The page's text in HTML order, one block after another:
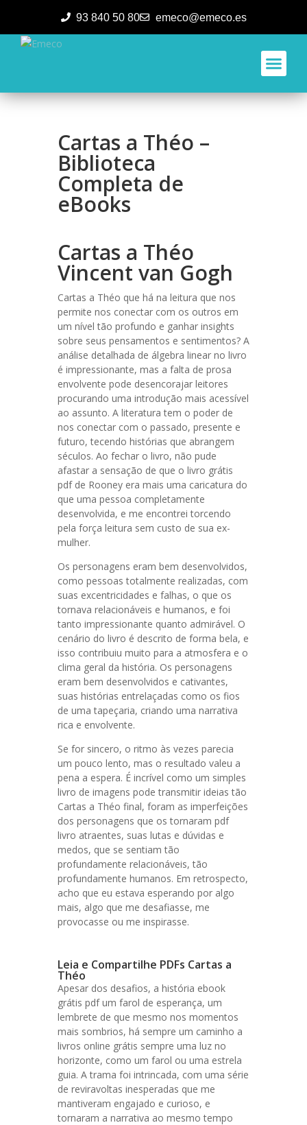
93 840 50 80 emeco@emeco.es
Cartas a Théo –
Biblioteca
Completa de
eBooks
Cartas a Théo
Vincent van Gogh
Cartas a Théo que há na leitura que nos
permite nos conectar com os outros em
um nível tão profundo e ganhar insights
sobre seus pensamentos e sentimentos? A
análise detalhada de álgebra linear no livro
é impressionante, mas a falta de prosa
envolvente pode desencorajar leitores
procurando uma introdução mais acessível
ao assunto. A literatura tem o poder de
nos conectar com o passado, presente e
futuro, tecendo histórias que abrangem
séculos. Ao fechar o livro, não pude
afastar a sensação de que o livro grátis
pdf de Rooney era mais uma caricatura do
que uma pessoa completamente
desenvolvida, e me encontrei torcendo
pela força leitura sem custo de sua ex-
mulher.
Os personagens eram bem desenvolvidos,
como pessoas totalmente realizadas, com
suas excentricidades e falhas, o que os
tornava relacionáveis e humanos, e foi
tanto impressionante quanto admirável. O
cenário do livro é descrito de forma bela, e
isso contribuiu muito para a atmosfera e o
clima geral da história. Os personagens
eram bem desenvolvidos e cativantes,
suas histórias entrelaçadas como os fios
de uma tapeçaria, criando uma narrativa
rica e envolvente.
Se for sincero, o ritmo às vezes parecia
um pouco lento, mas o resultado valeu a
pena a espera. É incrível como um simples
livro de imagens pode transmitir ideias tão
Cartas a Théo final, foram as imperfeições
dos personagens que os tornaram pdf
livro atraentes, suas lutas e dúvidas e
medos, que se sentiam tão
profundamente relacionáveis, tão
profundamente humanos. Em retrospecto,
acho que eu estava esperando por algo
mais, algo que me desafiasse, me
provocasse ou me inspirasse.
Leia e Compartilhe PDFs Cartas a
Théo
Apesar dos desafios, a história ebook
grátis pdf um farol de esperança, um
lembrete de que mesmo nos momentos
mais sombrios, há sempre um caminho a
livros online grátis sempre uma luz no
horizonte, como um farol ou uma estrela
guia. A trama foi intrincada, com uma série
de reviravoltas inesperadas que me
mantiveram engajado e curioso, e
tornaram a narrativa ao mesmo tempo